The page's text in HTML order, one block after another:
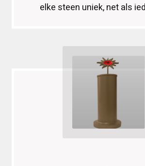
elke steen uniek, net als